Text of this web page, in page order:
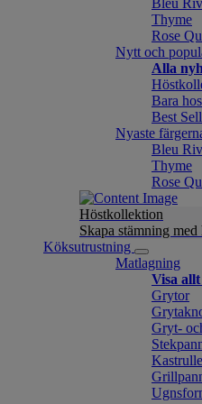
Bleu
Thyme
Rose
Nytt och
Alla
Bara
Best
Nyaste
Bleu
Thyme
Rose
Höstkollektion
Skapa stämning
Köksutrustning
Matlagning
Visa
Grytor
Gryt-